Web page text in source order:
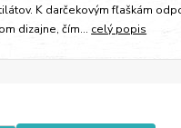
K darčekovým fľaškám
dizajne, čím... celý popis